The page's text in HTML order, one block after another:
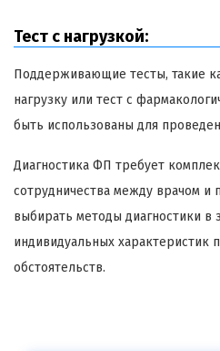
Тест с нагрузкой:
Поддерживающие тесты, такие
нагрузку или тест с
быть использованы для
Диагностика ФП требует
сотрудничества между врачом и
выбирать методы диагностики в
индивидуальных характеристик
обстоятельств.